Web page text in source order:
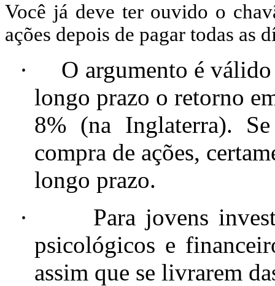
Você já deve ter ouvido o
ações depois de pagar todas as
·
O argumento é
longo prazo o retorno
8% (na Inglaterra).
compra de ações,
longo prazo.
·
Para jovens
psicológicos e
assim que se livrarem